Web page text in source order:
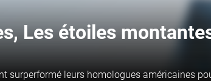
Les étoiles
surperformé leurs homologues américaines